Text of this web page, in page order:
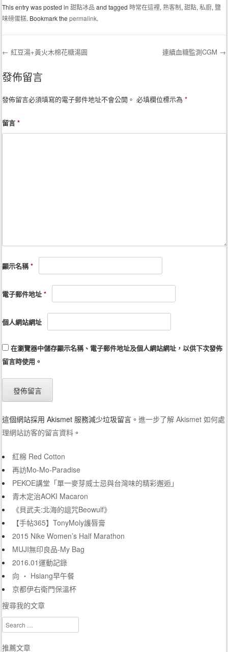
This entry was posted in甜點冰品 and tagged 時常在這裡,熟客制,甜點,私廚, 鹽
味磅蛋糕. Bookmark thepermalink.
Post navigation
← 紅豆湯+黃火木棉花糖湯圓 連續血糖監測CGM →
發佈留言
發佈留言必須填寫的電子郵件地址不會公開。 必填欄位標示為*
留言*
顯示名稱*
電子郵件地址*
個人網站網址
在瀏覽器中儲存顯示名稱、電子郵件地址及個人網站網址，以供下次發佈
留言時使用。
這個網站採用 Akismet 服務減少垃圾留言。進一步了解 Akismet 如何處
理網站訪客的留言資料 。
紅棉 Red Cotton
再訪Mo-Mo-Paradise
PEKOE講堂「單一麥芽威士忌與台灣味的精彩邂逅」
青木定治AOKI Macaron
《貝武夫:北海的詛咒Beowulf》
【手帖365】TonyMoly護唇膏
2015 Nike Women’s Half Marathon
MUJI無印良品-My Bag
2016.01運動記錄
向 ‧ Hsiang早午餐
京都伊右衛門保溫杯
搜尋我的文章
Search
推薦文章